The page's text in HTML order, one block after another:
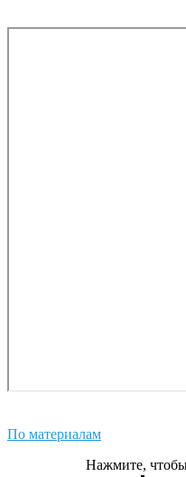
По материалам
Нажмите,